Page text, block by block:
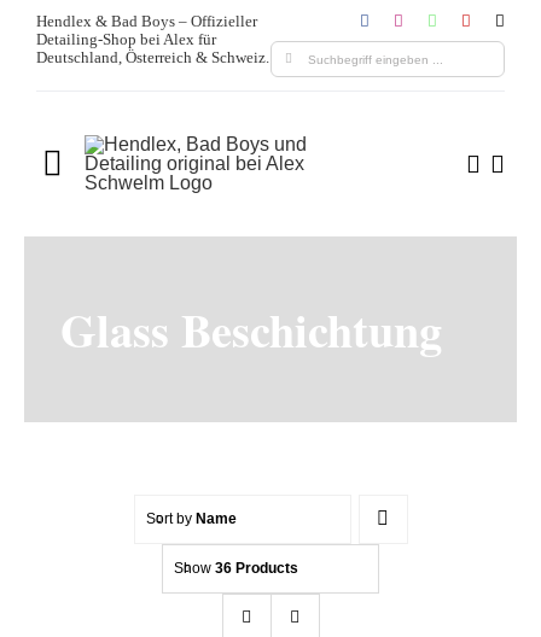
Zum
Inhalt
Hendlex & Bad Boys – Offizieller
Detailing-Shop bei Alex für
Deutschland, Österreich & Schweiz. Suche
Toggle
Home
Blogs & Media
Glass Beschichtung
Sort by Name
Show 36 Products